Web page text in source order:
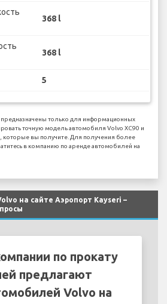
368 l
368 l
5
предназначены только для информационных
точную модель автомобиля Volvo XC90 и
которые вы получите. Для получения более
в компанию по аренде автомобилей на
на сайте Аэропорт Kayseri –
по прокату
предлагают
Volvo на